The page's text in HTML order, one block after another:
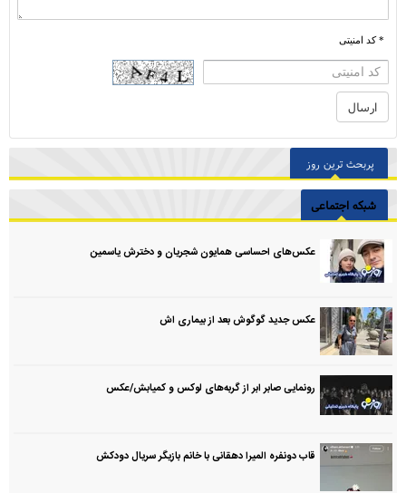
* کد امنیتی
پربحث ترین روز
شبکه اجتماعی
عکس‌های احساسی همایون شجریان و دخترش یاسمین
عکس جدید گوگوش بعد از بیماری اش
رونمایی صابر ابر از گربه‌های لوکس و کمیابش/عکس
قاب دونفره المیرا دهقانی با خانم بازیگر سریال دودکش